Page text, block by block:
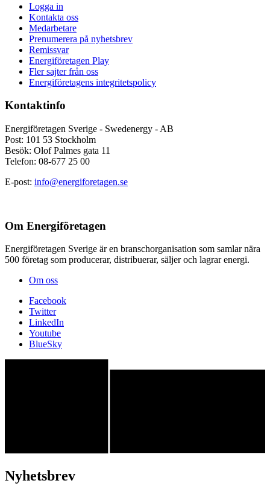
Logga in
Kontakta oss
Medarbetare
Prenumerera på nyhetsbrev
Remissvar
Energiföretagen Play
Fler sajter från oss
Energiföretagens integritetspolicy
Kontaktinfo
Energiföretagen Sverige - Swedenergy - AB
Post: 101 53 Stockholm
Besök: Olof Palmes gata 11
Telefon: 08-677 25 00
E-post: info@energiforetagen.se
Om Energiföretagen
Energiföretagen Sverige är en branschorganisation som samlar nära
500 företag som producerar, distribuerar, säljer och lagrar energi.
Om oss
Facebook
Twitter
LinkedIn
Youtube
BlueSky
Nyhetsbrev